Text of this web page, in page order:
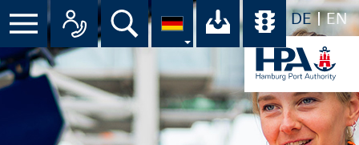
DE EN
Suche Ihr Download-